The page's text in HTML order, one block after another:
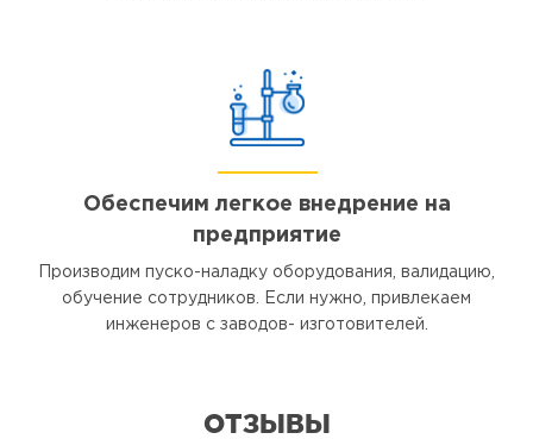
Обеспечим легкое внедрение на
предприятие
Производим пуско-наладку оборудования, валидацию,
обучение сотрудников. Если нужно, привлекаем
инженеров с заводов- изготовителей.
ОТЗЫВЫ